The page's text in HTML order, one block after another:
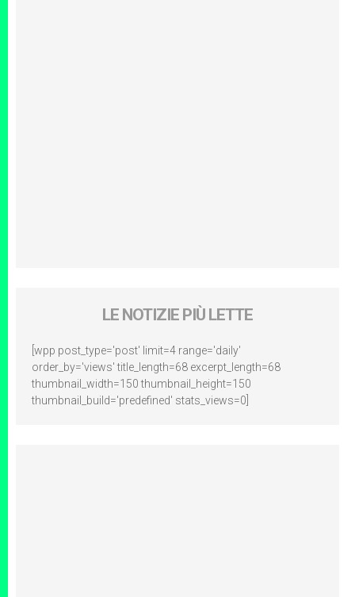
LE NOTIZIE PIÙ LETTE
[wpp post_type='post' limit=4 range='daily'
order_by='views' title_length=68 excerpt_length=68
thumbnail_width=150 thumbnail_height=150
thumbnail_build='predefined' stats_views=0]